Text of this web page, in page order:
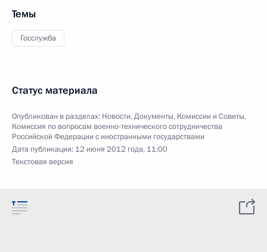
Темы
Госслужба
Статус материала
Опубликован в разделах: Новости,Документы, Комиссии и Советы,
Комиссия по вопросам военно-технического сотрудничества
Российской Федерации с иностранными государствами
Дата публикации: 12 июня 2012 года, 11:00
Текстовая версия